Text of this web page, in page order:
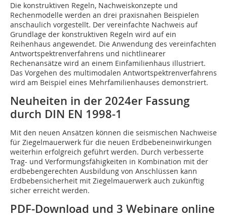
Die konstruktiven Regeln, Nachweiskonzepte und
Rechenmodelle werden an drei praxisnahen Beispielen
anschaulich vorgestellt. Der vereinfachte Nachweis auf
Grundlage der konstruktiven Regeln wird auf ein
Reihenhaus angewendet. Die Anwendung des vereinfachten
Antwortspektrenverfahrens und nichtlinearer
Rechenansätze wird an einem Einfamilienhaus illustriert.
Das Vorgehen des multimodalen Antwortspektrenverfahrens
wird am Beispiel eines Mehrfamilienhauses demonstriert.
Neuheiten in der 2024er Fassung
durch DIN EN 1998-1
Mit den neuen Ansätzen können die seismischen Nachweise
für Ziegelmauerwerk für die neuen Erdbebeneinwirkungen
weiterhin erfolgreich geführt werden. Durch verbesserte
Trag- und Verformungsfähigkeiten in Kombination mit der
erdbebengerechten Ausbildung von Anschlüssen kann
Erdbebensicherheit mit Ziegelmauerwerk auch zukünftig
sicher erreicht werden.
PDF-Download und 3 Webinare online